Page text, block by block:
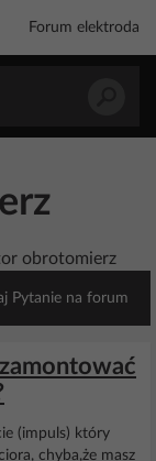
Forum elektroda
obrotomierz
Pytanie na forum
(impuls) który
chyba,że masz